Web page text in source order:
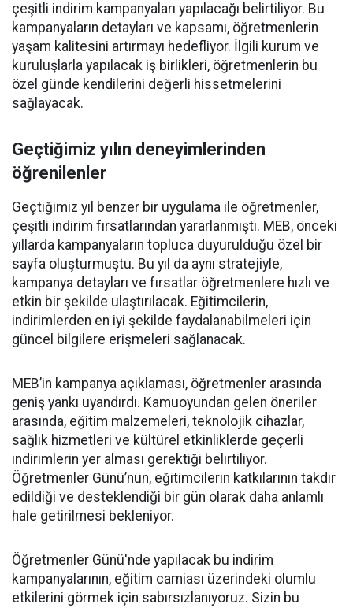
çeşitli indirim kampanyaları yapılacağı belirtiliyor. Bu
kampanyaların detayları ve kapsamı, öğretmenlerin
yaşam kalitesini artırmayı hedefliyor. İlgili kurum ve
kuruluşlarla yapılacak iş birlikleri, öğretmenlerin bu
özel günde kendilerini değerli hissetmelerini
sağlayacak.
Geçtiğimiz yılın deneyimlerinden
öğrenilenler
Geçtiğimiz yıl benzer bir uygulama ile öğretmenler,
çeşitli indirim fırsatlarından yararlanmıştı. MEB, önceki
yıllarda kampanyaların topluca duyurulduğu özel bir
sayfa oluşturmuştu. Bu yıl da aynı stratejiyle,
kampanya detayları ve fırsatlar öğretmenlere hızlı ve
etkin bir şekilde ulaştırılacak. Eğitimcilerin,
indirimlerden en iyi şekilde faydalanabilmeleri için
güncel bilgilere erişmeleri sağlanacak.
MEB’in kampanya açıklaması, öğretmenler arasında
geniş yankı uyandırdı. Kamuoyundan gelen öneriler
arasında, eğitim malzemeleri, teknolojik cihazlar,
sağlık hizmetleri ve kültürel etkinliklerde geçerli
indirimlerin yer alması gerektiği belirtiliyor.
Öğretmenler Günü’nün, eğitimcilerin katkılarının takdir
edildiği ve desteklendiği bir gün olarak daha anlamlı
hale getirilmesi bekleniyor.
Öğretmenler Günü'nde yapılacak bu indirim
kampanyalarının, eğitim camiası üzerindeki olumlu
etkilerini görmek için sabırsızlanıyoruz. Sizin bu